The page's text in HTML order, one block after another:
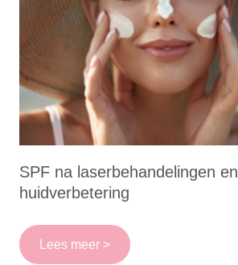
SPF na laserbehandelingen en
huidverbetering
Lees meer >